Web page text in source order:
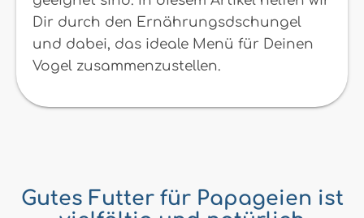
Dir durch den Ernährungsdschungel
und dabei, das ideale Menü für Deinen
Vogel zusammenzustellen.
Gutes Futter für Papageien ist